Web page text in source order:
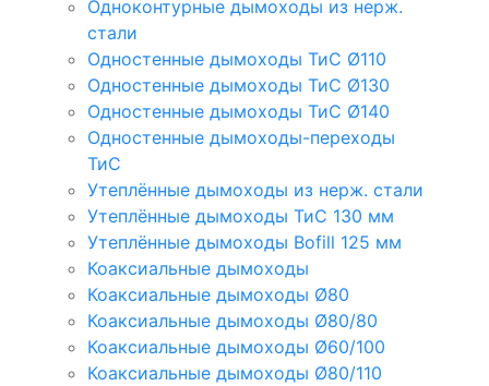
Одноконтурные дымоходы из нерж.
стали
Одностенные дымоходы ТиС Ø110
Одностенные дымоходы ТиС Ø130
Одностенные дымоходы ТиС Ø140
Одностенные дымоходы-переходы
ТиС
Утеплённые дымоходы из нерж. стали
Утеплённые дымоходы ТиС 130 мм
Утеплённые дымоходы Bofill 125 мм
Коаксиальные дымоходы
Коаксиальные дымоходы Ø80
Коаксиальные дымоходы Ø80/80
Коаксиальные дымоходы Ø60/100
Коаксиальные дымоходы Ø80/110